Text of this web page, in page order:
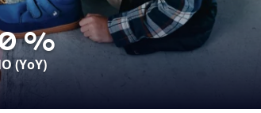
(YoY)
%
marketing pre globálnu